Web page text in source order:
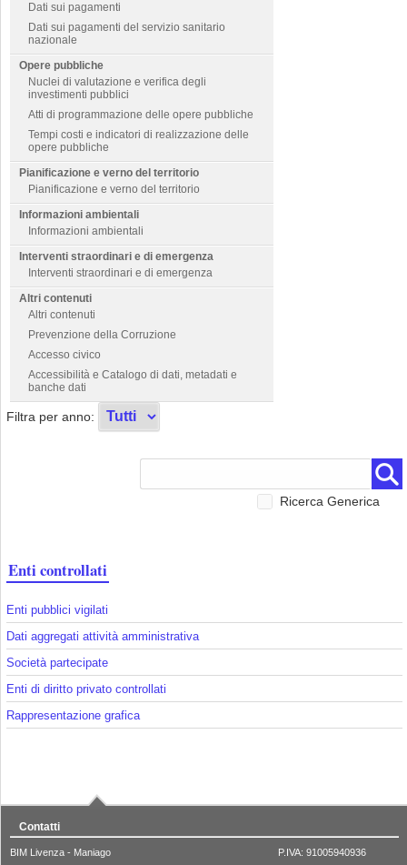
Dati sui pagamenti
Dati sui pagamenti del servizio sanitario
nazionale
Opere pubbliche
Nuclei di valutazione e verifica degli
investimenti pubblici
Atti di programmazione delle opere pubbliche
Tempi costi e indicatori di realizzazione delle
opere pubbliche
Pianificazione e verno del territorio
Pianificazione e verno del territorio
Informazioni ambientali
Informazioni ambientali
Interventi straordinari e di emergenza
Interventi straordinari e di emergenza
Altri contenuti
Altri contenuti
Prevenzione della Corruzione
Accesso civico
Accessibilità e Catalogo di dati, metadati e
banche dati
Filtra per anno:
Ricerca Generica
Enti controllati
Enti pubblici vigilati
Dati aggregati attività amministrativa
Società partecipate
Enti di diritto privato controllati
Rappresentazione grafica
Contatti
BIM Livenza - Maniago P.IVA: 91005940936